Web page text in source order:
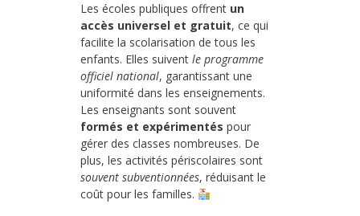
Les écoles publiques offrent un
accès universel et gratuit, ce qui
facilite la scolarisation de tous les
enfants. Elles suivent le programme
officiel national, garantissant une
uniformité dans les enseignements.
Les enseignants sont souvent
formés et expérimentés pour
gérer des classes nombreuses. De
plus, les activités périscolaires sont
souvent subventionnées, réduisant le
coût pour les familles.